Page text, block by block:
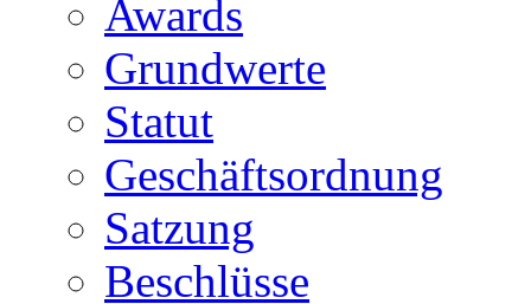
Awards
Grundwerte
Statut
Geschäftsordnung
Satzung
Beschlüsse